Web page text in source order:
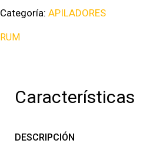
Categoría: APILADORES
RUM
Características
DESCRIPCIÓN